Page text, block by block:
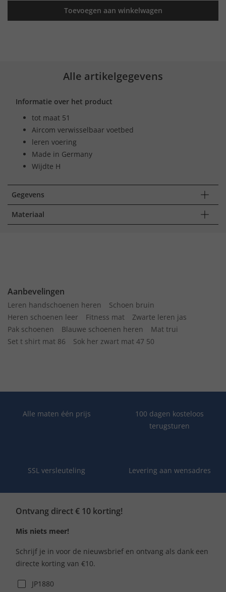
Toevoegen aan winkelwagen
Alle artikelgegevens
Informatie over het product
tot maat 51
Aircom verwisselbaar voetbed
leren voering
Made in Germany
Wijdte H
Gegevens
Materiaal
Aanbevelingen
Leren handschoenen heren
Schoen bruin
Heren schoenen leer
Fitness mat
Zwarte leren jas
Pak schoenen
Blauwe schoenen heren
Mat trui
Set t shirt mat 86
Sok her zwart mat 47 50
Alle maten één prijs
100 dagen kosteloos
terugsturen
SSL versleuteling Levering aan wensadres
Ontvang direct € 10 korting!
Mis niets meer!
Schrijf je in voor de nieuwsbrief en ontvang als dank een
directe korting van €10.
JP1880